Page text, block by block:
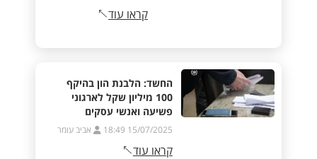
קראו עוד
החשד: הלבנת הון בהיקף
100 מיליון שקל לארגוני
פשיעה ואנשי עסקים
15/07/2025 18:49 אביב עומר
קראו עוד